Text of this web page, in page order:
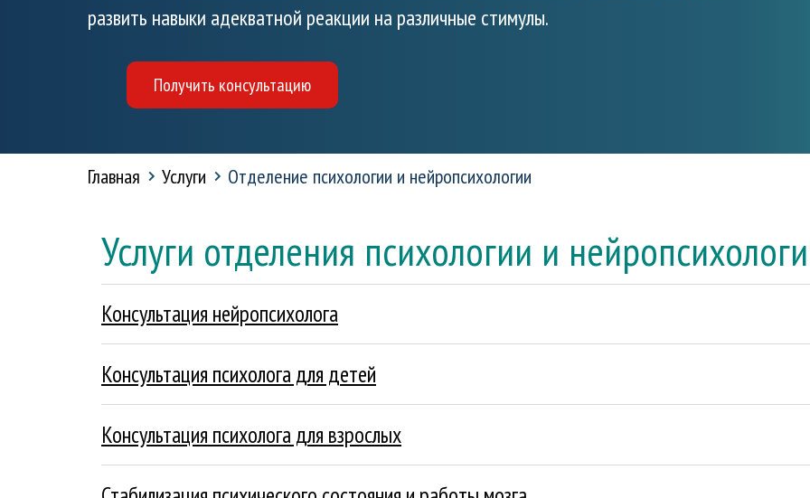
развить навыки адекватной реакции на различные стимулы.
Получить консультацию
Главная Услуги Отделение психологии и нейропсихологии
Услуги отделения психологии и
Консультация нейропсихолога
Подробнее
Консультация психолога для детей
Подробнее
Консультация психолога для взрослых
Подробнее